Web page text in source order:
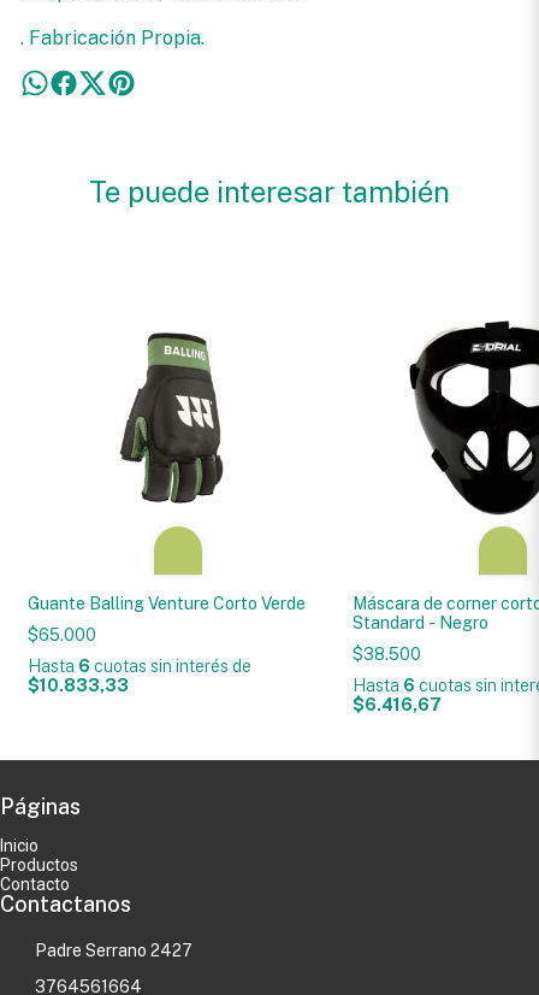
. Fabricación Propia.
Te puede interesar también
Guante Balling Venture Corto Verde
$65.000
Hasta 6 cuotas sin interés de
$10.833,33
Máscara de corner
Standard - Negro
$38.500
Hasta 6 cuotas sin
$6.416,67
Páginas
Inicio
Productos
Contacto
Contactanos
Padre Serrano 2427
3764561664